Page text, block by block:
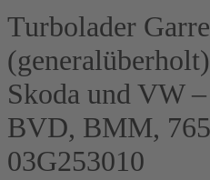
Turbolader
Skoda und VW
BVD, BMM,
03G253010